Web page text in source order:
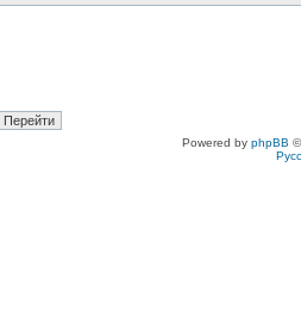
Powered by phpBB